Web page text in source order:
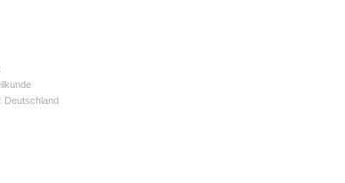
Deutschland